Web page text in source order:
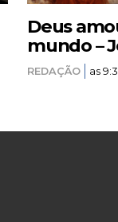
Deus
mundo –
REDAÇÃO as